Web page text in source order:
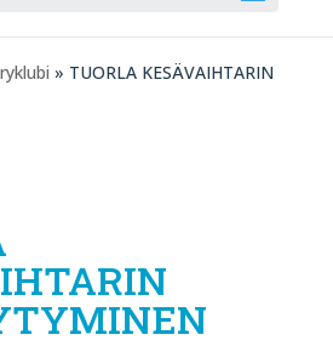
» TUORLA KESÄVAIHTARIN